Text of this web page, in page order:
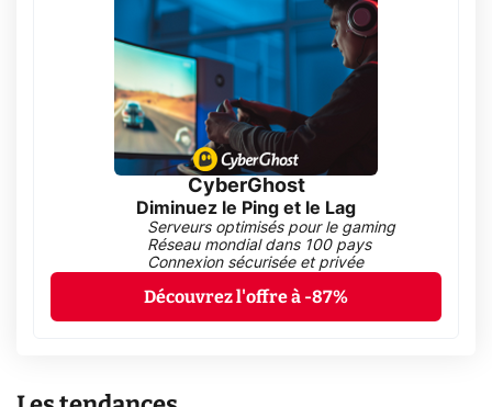
CyberGhost
Diminuez le Ping et le Lag
Serveurs optimisés pour le gaming
Réseau mondial dans 100 pays
Connexion sécurisée et privée
Découvrez l'offre à -87%